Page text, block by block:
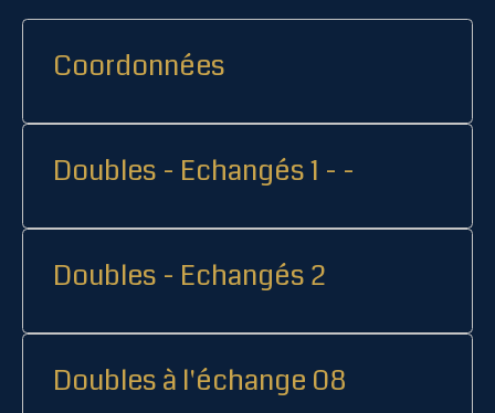
Coordonnées
Doubles - Echangés 1 - -
Doubles - Echangés 2
Doubles à l'échange 08